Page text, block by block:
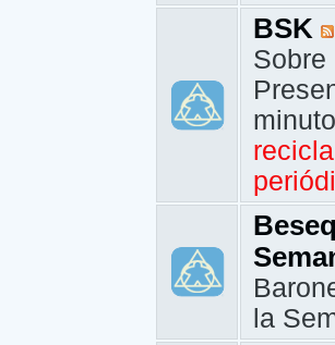
BSK
Sobre
la